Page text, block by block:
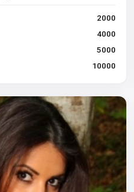
2000
4000
5000
10000